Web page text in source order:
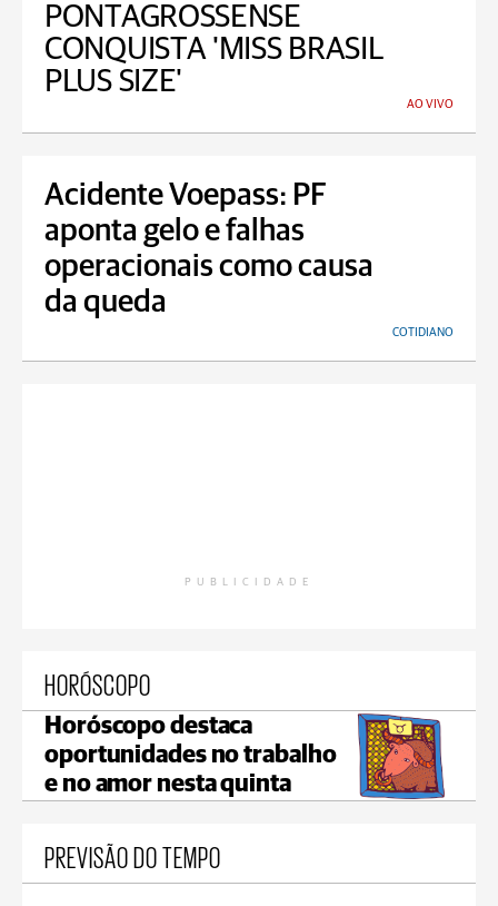
PONTAGROSSENSE
CONQUISTA 'MISS BRASIL
PLUS SIZE'
AO VIVO
Acidente Voepass: PF
aponta gelo e falhas
operacionais como causa
da queda
COTIDIANO
PUBLICIDADE
HORÓSCOPO
Horóscopo destaca
oportunidades no trabalho
e no amor nesta quinta
PREVISÃO DO TEMPO